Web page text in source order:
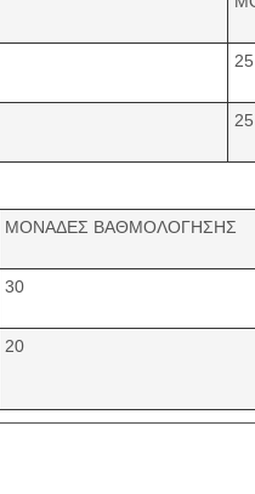
25
25
ΜΟΝΑΔΕΣ ΒΑΘΜΟΛΟΓΗΣΗΣ
30
20